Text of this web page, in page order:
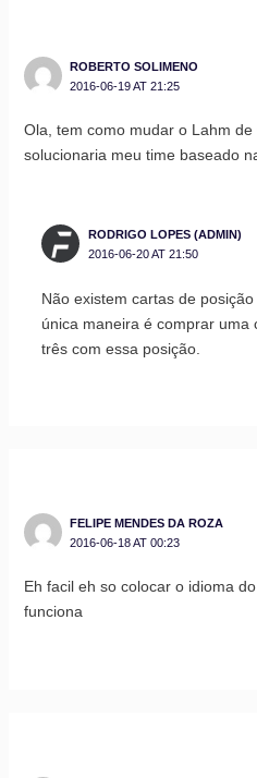
ROBERTO SOLIMENO
2016-06-19 AT 21:25
Ola, tem como mudar o Lahm
solucionaria meu time baseado
RODRIGO LOPES (ADMIN)
2016-06-20 AT 21:50
Não existem cartas de
única maneira é comprar uma
três com essa posição.
FELIPE MENDES DA ROZA
2016-06-18 AT 00:23
Eh facil eh so colocar o idioma
funciona